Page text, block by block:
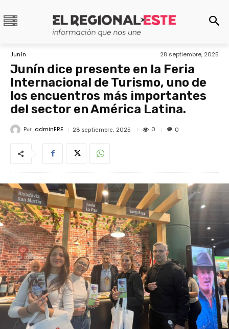
Junín 28 septiembre, 2025
Junín dice presente en la Feria
Internacional de Turismo, uno de
los encuentros más importantes
del sector en América Latina.
Por adminERE 28 septiembre, 2025 0 0